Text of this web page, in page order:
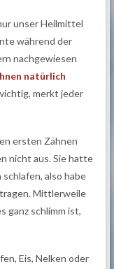
unser Heilmittel
während der
nachgewiesen
natürlich
merkt jeder
ersten Zähnen
nicht aus. Sie hatte
also habe
Mittlerweile
ganz schlimm ist,
Eis, Nelken oder